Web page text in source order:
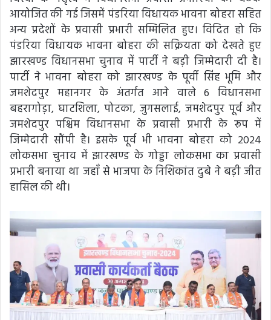
आयोजित की गई जिसमें पंडरिया विधायक भावना बोहरा सहित
अन्य प्रदेशों के प्रवासी प्रभारी सम्मिलित हुए। विदित हो कि
पंडरिया विधायक भावना बोहरा की सक्रियता को देखते हुए
झारखण्ड विधानसभा चुनाव में पार्टी ने बड़ी जिम्मेदारी दी है।
पार्टी ने भावना बोहरा को झारखण्ड के पूर्वी सिंह भूमि और
जमशेदपुर महानगर के अंतर्गत आने वाले 6 विधानसभा
बहरागोड़ा, घाटशिला, पोटका, जुगसलाई, जमशेदपुर पूर्व और
जमशेदपुर पश्चिम विधानसभा के प्रवासी प्रभारी के रूप में
जिम्मेदारी सौंपी है। इसके पूर्व भी भावना बोहरा को 2024
लोकसभा चुनाव में झारखण्ड के गोड्डा लोकसभा का प्रवासी
प्रभारी बनाया था जहाँ से भाजपा के निशिकांत दुबे ने बड़ी जीत
हासिल की थी।